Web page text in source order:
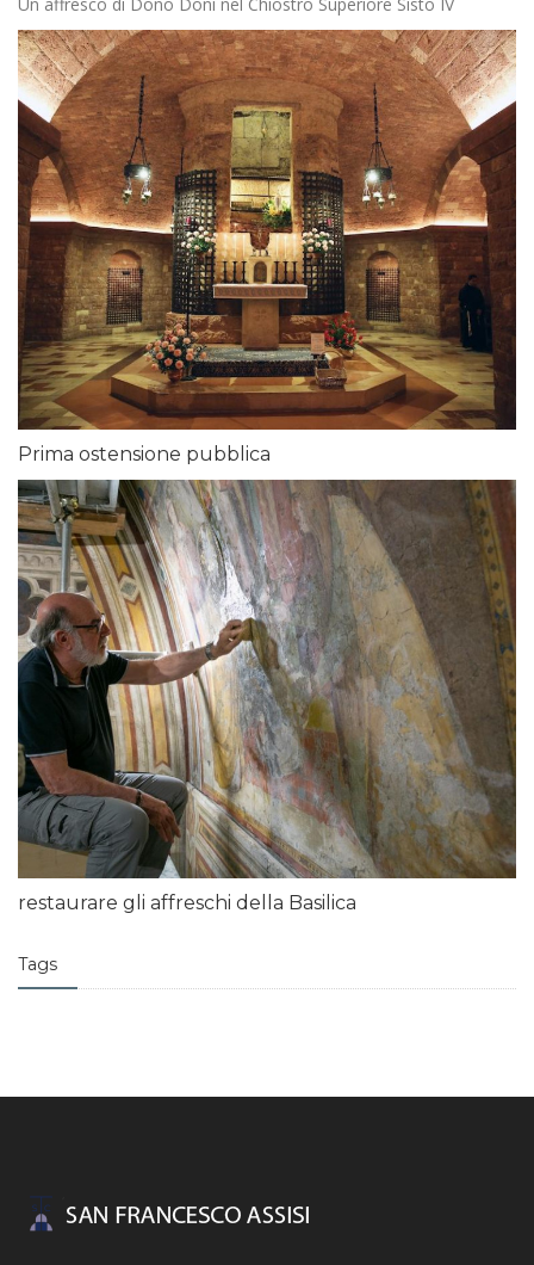
Un affresco di Dono Doni nel Chiostro Superiore Sisto IV
Prima ostensione pubblica
restaurare gli affreschi della Basilica
Tags